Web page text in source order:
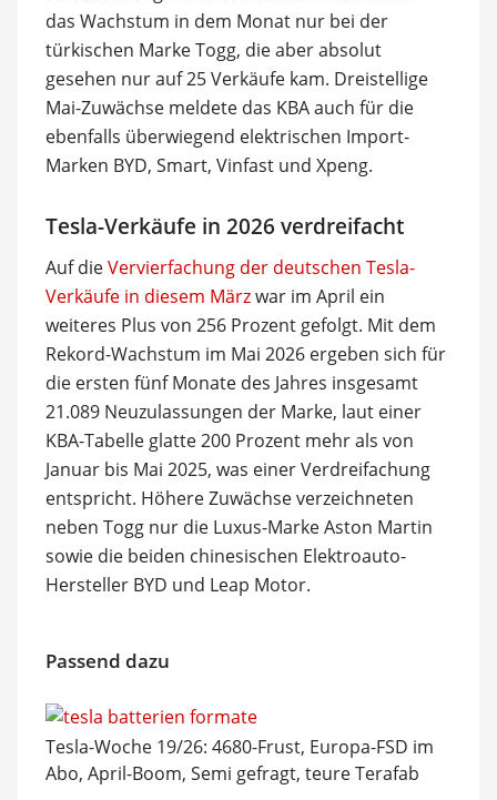
das Wachstum in dem Monat nur bei der
türkischen Marke Togg, die aber absolut
gesehen nur auf 25 Verkäufe kam. Dreistellige
Mai-Zuwächse meldete das KBA auch für die
ebenfalls überwiegend elektrischen Import-
Marken BYD, Smart, Vinfast und Xpeng.
Tesla-Verkäufe in 2026 verdreifacht
Auf dieVervierfachung der deutschen Tesla-
Verkäufe in diesem Märzwar im April ein
weiteres Plus von 256 Prozent gefolgt. Mit dem
Rekord-Wachstum im Mai 2026 ergeben sich für
die ersten fünf Monate des Jahres insgesamt
21.089 Neuzulassungen der Marke, laut einer
KBA-Tabelle glatte 200 Prozent mehr als von
Januar bis Mai 2025, was einer Verdreifachung
entspricht. Höhere Zuwächse verzeichneten
neben Togg nur die Luxus-Marke Aston Martin
sowie die beiden chinesischen Elektroauto-
Hersteller BYD und Leap Motor.
Passend dazu
Tesla-Woche 19/26: 4680-Frust, Europa-FSD im
Abo, April-Boom, Semi gefragt, teure Terafab